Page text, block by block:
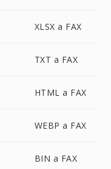
XLSX a FAX
TXT a FAX
HTML a FAX
WEBP a FAX
BIN a FAX